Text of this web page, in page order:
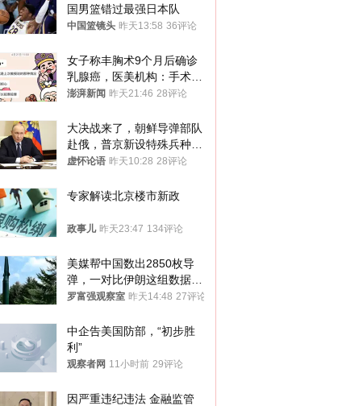
国男篮错过最强日本队
中国篮镜头 昨天13:58 36评论
女子称丰胸术9个月后确诊
乳腺癌，医美机构：手术不
可能引发癌症，建议走司法
澎湃新闻 昨天21:46 28评论
大决战来了，朝鲜导弹部队
赴俄，普京新设特殊兵种，
76岁老将扛旗
虚怀论语 昨天10:28 28评论
专家解读北京楼市新政
政事儿 昨天23:47 134评论
美媒帮中国数出2850枚导
弹，一对比伊朗这组数据，
发现出大事了
罗富强观察室 昨天14:48 27评论
中企告美国防部，“初步胜
利”
观察者网 11小时前 29评论
因严重违纪违法 金融监管